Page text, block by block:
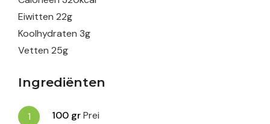
Eiwitten 22g
Koolhydraten 3g
Vetten 25g
Ingrediënten
100 grPrei